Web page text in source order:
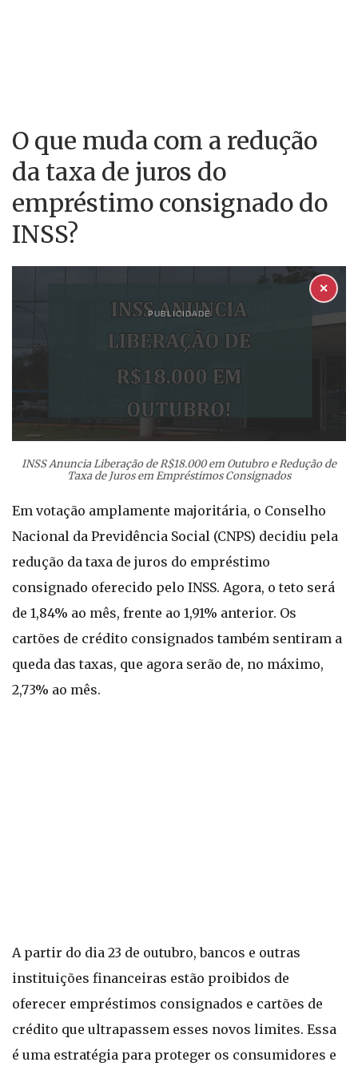
O que muda com a redução
da taxa de juros do
empréstimo consignado do
INSS?
PUBLICIDADE
✕
INSS Anuncia Liberação de R$18.000 em Outubro e Redução de
Taxa de Juros em Empréstimos Consignados
Em votação amplamente majoritária, o Conselho
Nacional da Previdência Social (CNPS) decidiu pela
redução da taxa de juros do empréstimo
consignado oferecido pelo INSS. Agora, o teto será
de 1,84% ao mês, frente ao 1,91% anterior. Os
cartões de crédito consignados também sentiram a
queda das taxas, que agora serão de, no máximo,
2,73% ao mês.
A partir do dia 23 de outubro, bancos e outras
instituições financeiras estão proibidos de
oferecer empréstimos consignados e cartões de
crédito que ultrapassem esses novos limites. Essa
é uma estratégia para proteger os consumidores e